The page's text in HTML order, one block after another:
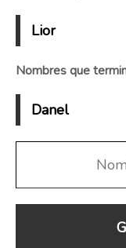
Lior
Nombres que
Danel